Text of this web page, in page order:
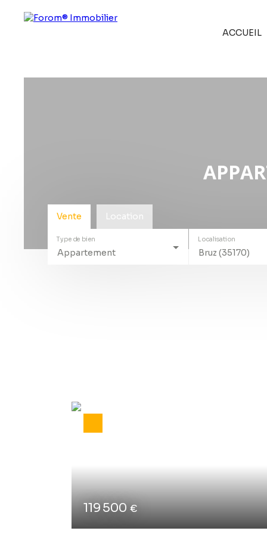
ACCUEIL
Vente Location
Appartement
Type de bien
Bruz (35170)
Localisation
119 500€